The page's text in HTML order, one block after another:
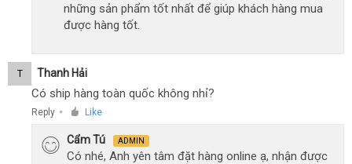
những sản phẩm tốt nhất để giúp khách hàng mua
được hàng tốt.
T Thanh Hải
Có ship hàng toàn quốc không nhỉ?
Reply ● Like
Cẩm Tú ADMIN
Có nhé, Anh yên tâm đặt hàng online ạ, nhận được